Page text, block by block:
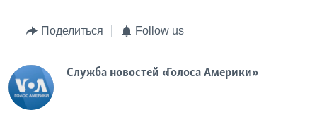
Поделиться Follow us
Служба новостей «Голоса Америки»